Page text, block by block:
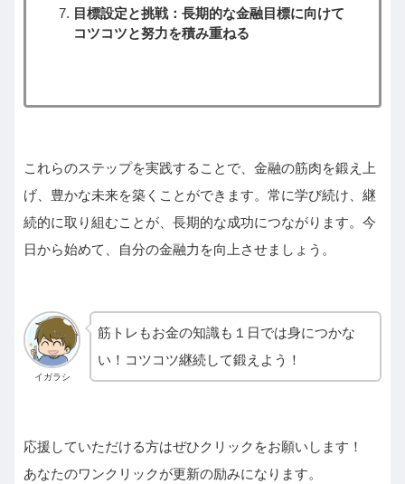
目標設定と挑戦：長期的な金融目標に向けて
コツコツと努力を積み重ねる
これらのステップを実践することで、金融の筋肉を鍛え上
げ、豊かな未来を築くことができます。常に学び続け、継
続的に取り組むことが、長期的な成功につながります。今
日から始めて、自分の金融力を向上させましょう。
イガラシ
筋トレもお金の知識も１日では身につかな
い！コツコツ継続して鍛えよう！
応援していただける方はぜひクリックをお願いします！
あなたのワンクリックが更新の励みになります。